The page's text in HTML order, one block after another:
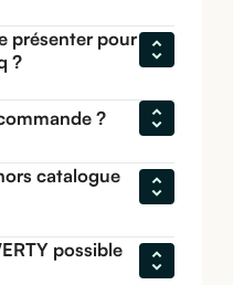
présenter pour
?
?
catalogue
possible